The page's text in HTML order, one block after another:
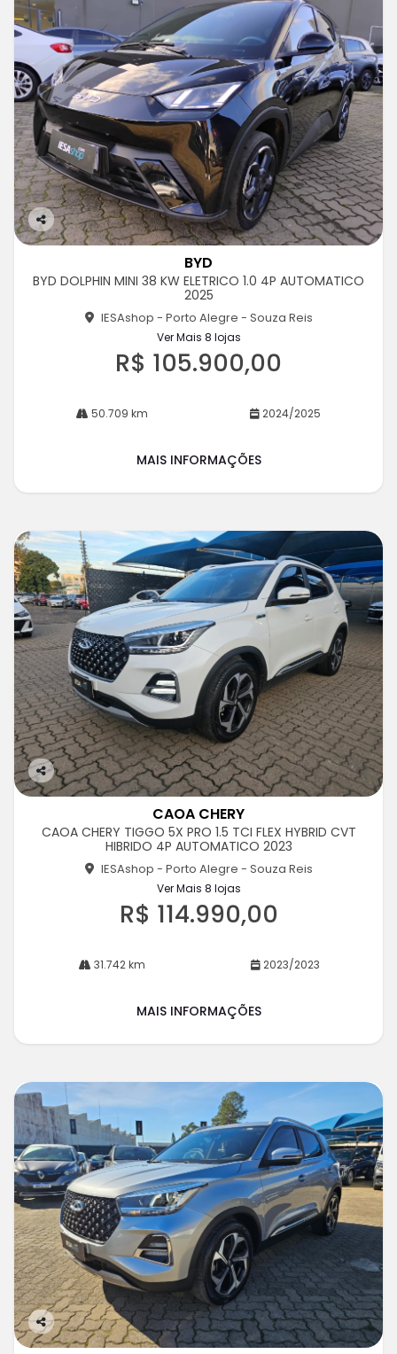
Co
rtil
BYD
BYD DOLPHIN MINI 38 KW ELETRICO 1.0 4P AUTOMATICO
2025
IESAshop - Porto Alegre - Souza Reis
Ver Mais 8 lojas
R$ 105.900,00
50.709 km 2024/2025
MAIS INFORMAÇÕES
Co
rtil
CAOA CHERY
CAOA CHERY TIGGO 5X PRO 1.5 TCI FLEX HYBRID CVT
HIBRIDO 4P AUTOMATICO 2023
IESAshop - Porto Alegre - Souza Reis
Ver Mais 8 lojas
R$ 114.990,00
31.742 km 2023/2023
MAIS INFORMAÇÕES
Co